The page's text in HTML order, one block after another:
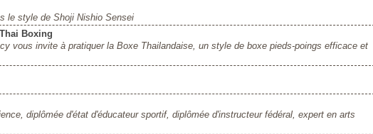
le style de Shoji Nishio Sensei
Boxing
vous invite à pratiquer la Boxe Thailandaise, un style de boxe pieds-poings efficace et
diplômée d'état d'éducateur sportif, diplômée d'instructeur fédéral, expert en arts